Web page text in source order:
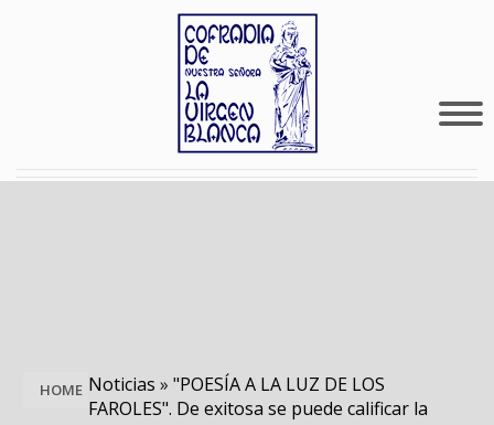
HOME Noticias » "POESÍA A LA LUZ DE LOS
FAROLES". De exitosa se puede calificar la